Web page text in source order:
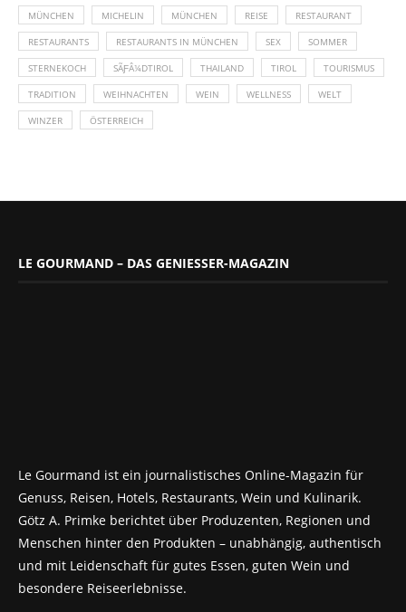
MÜNCHEN MICHELIN MÜNCHEN REISE RESTAURANT
RESTAURANTS RESTAURANTS IN MÜNCHEN SEX SOMMER
STERNEKOCH SÃƑÂ¼DTIROL THAILAND TIROL TOURISMUS
TRADITION WEIHNACHTEN WEIN WELLNESS WELT
WINZER ÖSTERREICH
LE GOURMAND – DAS GENIESSER-MAGAZIN
Le Gourmand ist ein journalistisches Online-Magazin für
Genuss, Reisen, Hotels, Restaurants, Wein und Kulinarik.
Götz A. Primke berichtet über Produzenten, Regionen und
Menschen hinter den Produkten – unabhängig, authentisch
und mit Leidenschaft für gutes Essen, guten Wein und
besondere Reiseerlebnisse.